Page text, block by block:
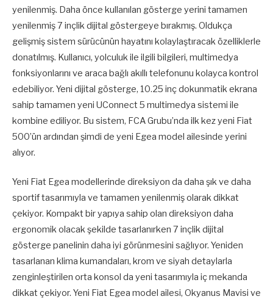
yenilenmiş. Daha önce kullanılan gösterge yerini tamamen
yenilenmiş 7 inçlik dijital göstergeye bırakmış. Oldukça
gelişmiş sistem sürücünün hayatını kolaylaştıracak özelliklerle
donatılmış. Kullanıcı, yolculuk ile ilgili bilgileri, multimedya
fonksiyonlarını ve araca bağlı akıllı telefonunu kolayca kontrol
edebiliyor. Yeni dijital gösterge, 10.25 inç dokunmatik ekrana
sahip tamamen yeni UConnect 5 multimedya sistemi ile
kombine ediliyor. Bu sistem, FCA Grubu’nda ilk kez yeni Fiat
500’ün ardından şimdi de yeni Egea model ailesinde yerini
alıyor.
Yeni Fiat Egea modellerinde direksiyon da daha şık ve daha
sportif tasarımıyla ve tamamen yenilenmiş olarak dikkat
çekiyor. Kompakt bir yapıya sahip olan direksiyon daha
ergonomik olacak şekilde tasarlanırken 7 inçlik dijital
gösterge panelinin daha iyi görünmesini sağlıyor. Yeniden
tasarlanan klima kumandaları, krom ve siyah detaylarla
zenginleştirilen orta konsol da yeni tasarımıyla iç mekanda
dikkat çekiyor. Yeni Fiat Egea model ailesi, Okyanus Mavisi ve